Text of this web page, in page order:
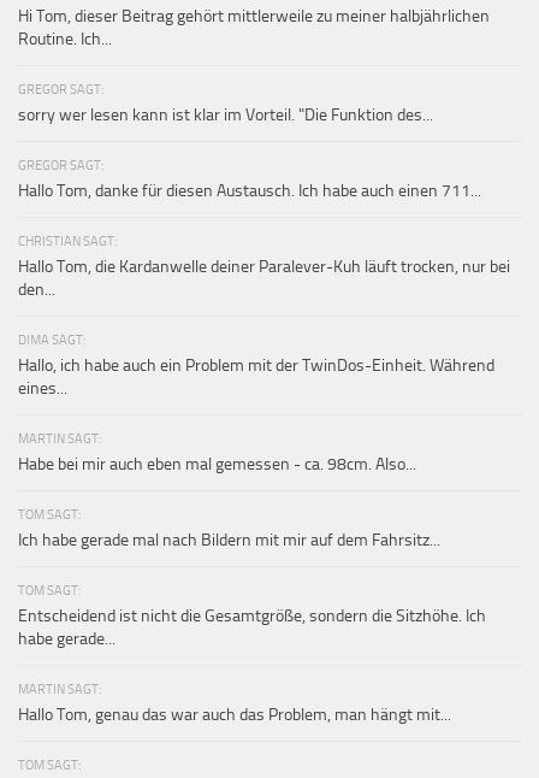
Hi Tom, dieser Beitrag gehört mittlerweile zu meiner halbjährlichen
Routine. Ich...
GREGOR SAGT:
sorry wer lesen kann ist klar im Vorteil. "Die Funktion des...
GREGOR SAGT:
Hallo Tom, danke für diesen Austausch. Ich habe auch einen 711...
CHRISTIAN SAGT:
Hallo Tom, die Kardanwelle deiner Paralever-Kuh läuft trocken, nur bei
den...
DIMA SAGT:
Hallo, ich habe auch ein Problem mit der TwinDos-Einheit. Während
eines...
MARTIN SAGT:
Habe bei mir auch eben mal gemessen - ca. 98cm. Also...
TOM SAGT:
Ich habe gerade mal nach Bildern mit mir auf dem Fahrsitz...
TOM SAGT:
Entscheidend ist nicht die Gesamtgröße, sondern die Sitzhöhe. Ich
habe gerade...
MARTIN SAGT:
Hallo Tom, genau das war auch das Problem, man hängt mit...
TOM SAGT: